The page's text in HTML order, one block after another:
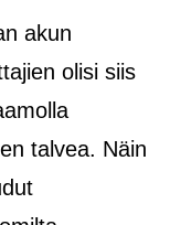
akun
olisi siis
talvea. Näin